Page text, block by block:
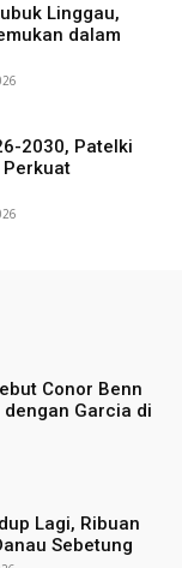
Linggau,
dalam
2030, Patelki
Perkuat
Conor Benn
dengan Garcia di
Lagi, Ribuan
Sebetung